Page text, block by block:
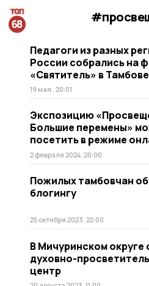
Педагоги из разных
России собрались на
«Святитель» в Тамбове
19 мая , 20:01
Экспозицию
Большие перемены»
посетить в режиме
2 февраля 2024, 20:00
Пожилых тамбовчан
блогингу
25 октября 2023, 22:00
В Мичуринском округе
духовно-
центр